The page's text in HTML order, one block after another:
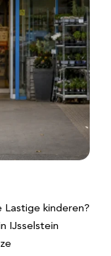
Lastige kinderen?
IJsselstein